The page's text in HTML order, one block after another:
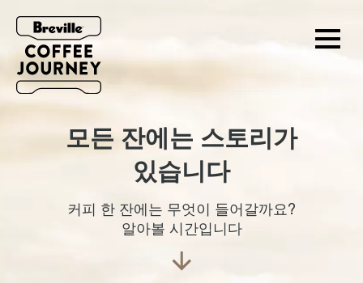
제3의 물결
모든 잔에는 스토리가
있습니다
커피 한 잔에는 무엇이 들어갈까요?
알아볼 시간입니다